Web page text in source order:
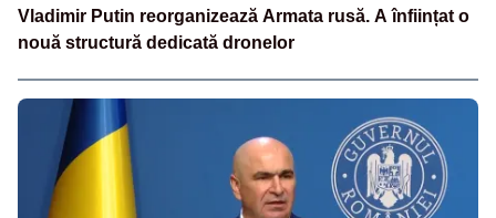
Vladimir Putin reorganizează Armata rusă. A înființat o
nouă structură dedicată dronelor